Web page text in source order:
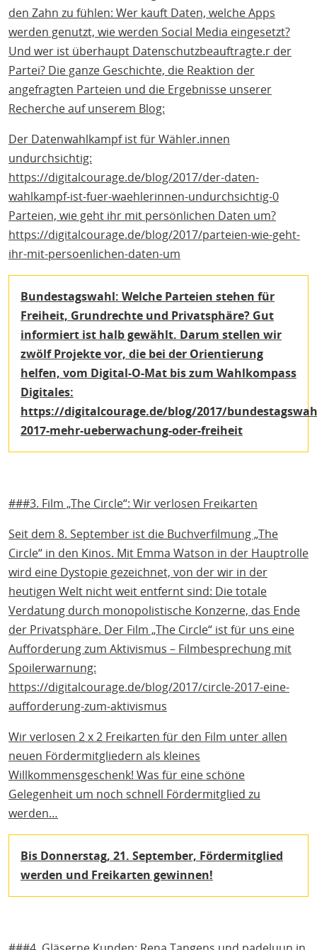
den Zahn zu fühlen: Wer kauft Daten, welche Apps
werden genutzt, wie werden Social Media eingesetzt?
Und wer ist überhaupt Datenschutzbeauftragte.r der
Partei? Die ganze Geschichte, die Reaktion der
angefragten Parteien und die Ergebnisse unserer
Recherche auf unserem Blog:
Der Datenwahlkampf ist für Wähler.innen
undurchsichtig:
https://digitalcourage.de/blog/2017/der-daten-
wahlkampf-ist-fuer-waehlerinnen-undurchsichtig-0
Parteien, wie geht ihr mit persönlichen Daten um?
https://digitalcourage.de/blog/2017/parteien-wie-geht-
ihr-mit-persoenlichen-daten-um
Bundestagswahl: Welche Parteien stehen für
Freiheit, Grundrechte und Privatsphäre? Gut
informiert ist halb gewählt. Darum stellen wir
zwölf Projekte vor, die bei der Orientierung
helfen, vom Digital-O-Mat bis zum Wahlkompass
Digitales:
https://digitalcourage.de/blog/2017/
2017-mehr-ueberwachung-oder-freiheit
###3. Film „The Circle“: Wir verlosen Freikarten
Seit dem 8. September ist die Buchverfilmung „The
Circle“ in den Kinos. Mit Emma Watson in der Hauptrolle
wird eine Dystopie gezeichnet, von der wir in der
heutigen Welt nicht weit entfernt sind: Die totale
Verdatung durch monopolistische Konzerne, das Ende
der Privatsphäre. Der Film „The Circle“ ist für uns eine
Aufforderung zum Aktivismus – Filmbesprechung mit
Spoilerwarnung:
https://digitalcourage.de/blog/2017/circle-2017-eine-
aufforderung-zum-aktivismus
Wir verlosen 2 x 2 Freikarten für den Film unter allen
neuen Fördermitgliedern als kleines
Willkommensgeschenk! Was für eine schöne
Gelegenheit um noch schnell Fördermitglied zu
werden…
Bis Donnerstag, 21. September, Fördermitglied
werden und Freikarten gewinnen!